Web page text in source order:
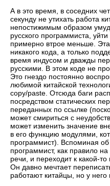
А в это время, в соседних
секунду не утихать работа
непостижимым образом
русского программиста,
примерно втрое меньше.
никакого кода, а только
время индусом и дважды
русскими. В этом коде не
Это гнездо постоянно
любимой китайской
copy/paste. Отсюда баги
посредством статических
переданных по ссылке
может смириться с
может изменить значение
в его функцию модулями,
программист). Вспоминая об
программист, как правило
речи, и переходит к какой-то
Он давно мечтает
работают китайцы, но у него